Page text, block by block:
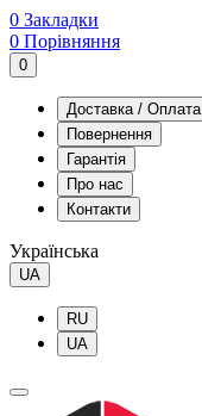
0 Закладки
0 Порівняння
0
Доставка / Оплата
Повернення
Гарантія
Про нас
Контакти
Українська
UA
RU
UA